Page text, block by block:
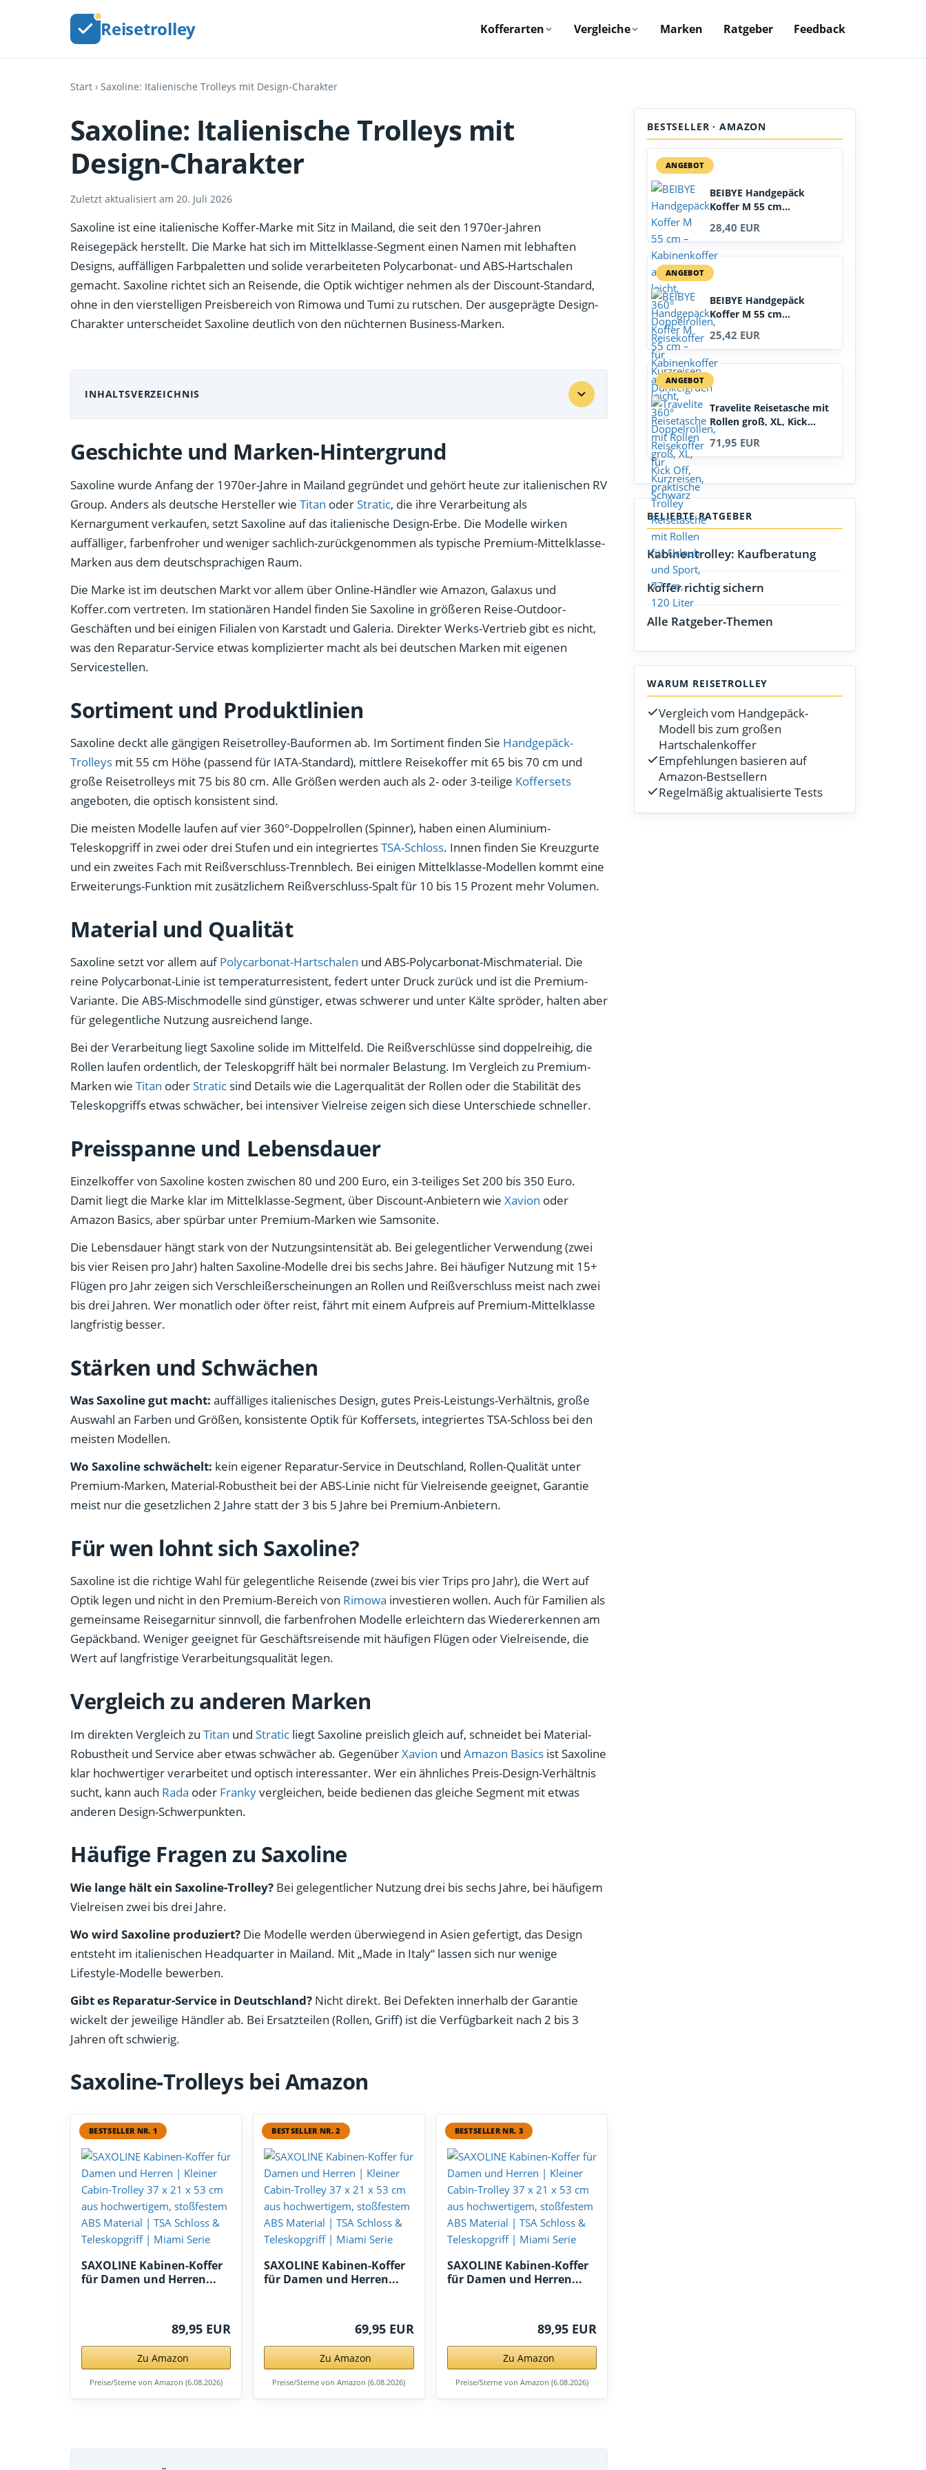
Reisetrolley Kofferarten Vergleiche Marken Ratgeber Feedback
Start › Saxoline: Italienische Trolleys mit Design-Charakter
Saxoline: Italienische Trolleys mit
Design-Charakter
Zuletzt aktualisiert am 20. Juli 2026
Saxoline ist eine italienische Koffer-Marke mit Sitz in Mailand, die seit den 1970er-Jahren
Reisegepäck herstellt. Die Marke hat sich im Mittelklasse-Segment einen Namen mit lebhaften
Designs, auffälligen Farbpaletten und solide verarbeiteten Polycarbonat- und ABS-Hartschalen
gemacht. Saxoline richtet sich an Reisende, die Optik wichtiger nehmen als der Discount-Standard,
ohne in den vierstelligen Preisbereich von Rimowa und Tumi zu rutschen. Der ausgeprägte Design-
Charakter unterscheidet Saxoline deutlich von den nüchternen Business-Marken.
INHALTSVERZEICHNIS
Geschichte und Marken-Hintergrund
Saxoline wurde Anfang der 1970er-Jahre in Mailand gegründet und gehört heute zur italienischen RV
Group. Anders als deutsche Hersteller wie Titan oderStratic, die ihre Verarbeitung als
Kernargument verkaufen, setzt Saxoline auf das italienische Design-Erbe. Die Modelle wirken
auffälliger, farbenfroher und weniger sachlich-zurückgenommen als typische Premium-Mittelklasse-
Marken aus dem deutschsprachigen Raum.
Die Marke ist im deutschen Markt vor allem über Online-Händler wie Amazon, Galaxus und
Koffer.com vertreten. Im stationären Handel finden Sie Saxoline in größeren Reise-Outdoor-
Geschäften und bei einigen Filialen von Karstadt und Galeria. Direkter Werks-Vertrieb gibt es nicht,
was den Reparatur-Service etwas komplizierter macht als bei deutschen Marken mit eigenen
Servicestellen.
Sortiment und Produktlinien
Saxoline deckt alle gängigen Reisetrolley-Bauformen ab. Im Sortiment finden Sie Handgepäck-
Trolleys mit 55 cm Höhe (passend für IATA-Standard), mittlere Reisekoffer mit 65 bis 70 cm und
große Reisetrolleys mit 75 bis 80 cm. Alle Größen werden auch als 2- oder 3-teilige Koffersets
angeboten, die optisch konsistent sind.
Die meisten Modelle laufen auf vier 360°-Doppelrollen (Spinner), haben einen Aluminium-
Teleskopgriff in zwei oder drei Stufen und ein integriertesTSA-Schloss. Innen finden Sie Kreuzgurte
und ein zweites Fach mit Reißverschluss-Trennblech. Bei einigen Mittelklasse-Modellen kommt eine
Erweiterungs-Funktion mit zusätzlichem Reißverschluss-Spalt für 10 bis 15 Prozent mehr Volumen.
Material und Qualität
Saxoline setzt vor allem aufPolycarbonat-Hartschalen und ABS-Polycarbonat-Mischmaterial. Die
reine Polycarbonat-Linie ist temperaturresistent, federt unter Druck zurück und ist die Premium-
Variante. Die ABS-Mischmodelle sind günstiger, etwas schwerer und unter Kälte spröder, halten aber
für gelegentliche Nutzung ausreichend lange.
Bei der Verarbeitung liegt Saxoline solide im Mittelfeld. Die Reißverschlüsse sind doppelreihig, die
Rollen laufen ordentlich, der Teleskopgriff hält bei normaler Belastung. Im Vergleich zu Premium-
Marken wie Titan oderStratic sind Details wie die Lagerqualität der Rollen oder die Stabilität des
Teleskopgriffs etwas schwächer, bei intensiver Vielreise zeigen sich diese Unterschiede schneller.
Preisspanne und Lebensdauer
Einzelkoffer von Saxoline kosten zwischen 80 und 200 Euro, ein 3-teiliges Set 200 bis 350 Euro.
Damit liegt die Marke klar im Mittelklasse-Segment, über Discount-Anbietern wie Xavion oder
Amazon Basics, aber spürbar unter Premium-Marken wie Samsonite.
Die Lebensdauer hängt stark von der Nutzungsintensität ab. Bei gelegentlicher Verwendung (zwei
bis vier Reisen pro Jahr) halten Saxoline-Modelle drei bis sechs Jahre. Bei häufiger Nutzung mit 15+
Flügen pro Jahr zeigen sich Verschleißerscheinungen an Rollen und Reißverschluss meist nach zwei
bis drei Jahren. Wer monatlich oder öfter reist, fährt mit einem Aufpreis auf Premium-Mittelklasse
langfristig besser.
Stärken und Schwächen
Was Saxoline gut macht: auffälliges italienisches Design, gutes Preis-Leistungs-Verhältnis, große
Auswahl an Farben und Größen, konsistente Optik für Koffersets, integriertes TSA-Schloss bei den
meisten Modellen.
Wo Saxoline schwächelt: kein eigener Reparatur-Service in Deutschland, Rollen-Qualität unter
Premium-Marken, Material-Robustheit bei der ABS-Linie nicht für Vielreisende geeignet, Garantie
meist nur die gesetzlichen 2 Jahre statt der 3 bis 5 Jahre bei Premium-Anbietern.
Für wen lohnt sich Saxoline?
Saxoline ist die richtige Wahl für gelegentliche Reisende (zwei bis vier Trips pro Jahr), die Wert auf
Optik legen und nicht in den Premium-Bereich von Rimowa investieren wollen. Auch für Familien als
gemeinsame Reisegarnitur sinnvoll, die farbenfrohen Modelle erleichtern das Wiedererkennen am
Gepäckband. Weniger geeignet für Geschäftsreisende mit häufigen Flügen oder Vielreisende, die
Wert auf langfristige Verarbeitungsqualität legen.
Vergleich zu anderen Marken
Im direkten Vergleich zu Titan und Stratic liegt Saxoline preislich gleich auf, schneidet bei Material-
Robustheit und Service aber etwas schwächer ab. GegenüberXavion und Amazon Basics ist Saxoline
klar hochwertiger verarbeitet und optisch interessanter. Wer ein ähnliches Preis-Design-Verhältnis
sucht, kann auch Rada oder Frankyvergleichen, beide bedienen das gleiche Segment mit etwas
anderen Design-Schwerpunkten.
Häufige Fragen zu Saxoline
Wie lange hält ein Saxoline-Trolley? Bei gelegentlicher Nutzung drei bis sechs Jahre, bei häufigem
Vielreisen zwei bis drei Jahre.
Wo wird Saxoline produziert? Die Modelle werden überwiegend in Asien gefertigt, das Design
entsteht im italienischen Headquarter in Mailand. Mit „Made in Italy“ lassen sich nur wenige
Lifestyle-Modelle bewerben.
Gibt es Reparatur-Service in Deutschland? Nicht direkt. Bei Defekten innerhalb der Garantie
wickelt der jeweilige Händler ab. Bei Ersatzteilen (Rollen, Griff) ist die Verfügbarkeit nach 2 bis 3
Jahren oft schwierig.
Saxoline-Trolleys bei Amazon
BESTSELLER NR. 1
SAXOLINE Kabinen-Koffer
für Damen und Herren...
89,95 EUR
Zu Amazon
Preise/Sterne von Amazon (6.08.2026)
BESTSELLER NR. 2
SAXOLINE Kabinen-Koffer
für Damen und Herren...
69,95 EUR
Zu Amazon
Preise/Sterne von Amazon (6.08.2026)
BESTSELLER NR. 3
SAXOLINE Kabinen-Koffer
für Damen und Herren...
89,95 EUR
Zu Amazon
Preise/Sterne von Amazon (6.08.2026)
BESTSELLER · AMAZON
ANGEBOT
BEIBYE Handgepäck
Koffer M 55 cm...
28,40 EUR
ANGEBOT
BEIBYE Handgepäck
Koffer M 55 cm...
25,42 EUR
ANGEBOT
Travelite Reisetasche mit
Rollen groß, XL, Kick...
71,95 EUR
BELIEBTE RATGEBER
Kabinentrolley: Kaufberatung
Koffer richtig sichern
Alle Ratgeber-Themen
WARUM REISETROLLEY
Vergleich vom Handgepäck-
Modell bis zum großen
Hartschalenkoffer
Empfehlungen basieren auf
Amazon-Bestsellern
Regelmäßig aktualisierte Tests